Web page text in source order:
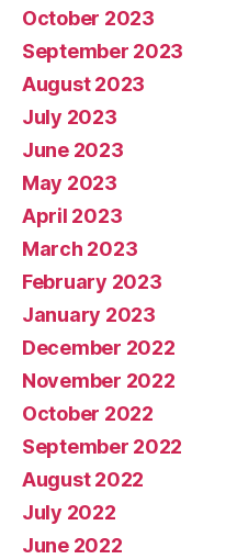
October 2023
September 2023
August 2023
July 2023
June 2023
May 2023
April 2023
March 2023
February 2023
January 2023
December 2022
November 2022
October 2022
September 2022
August 2022
July 2022
June 2022